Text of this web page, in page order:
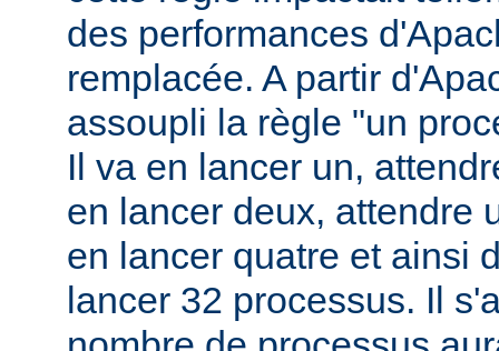
des performances
remplacée. A partir
assoupli la règle "un
Il va en lancer un,
en lancer deux, attendre
en lancer quatre et ainsi
lancer 32 processus. Il